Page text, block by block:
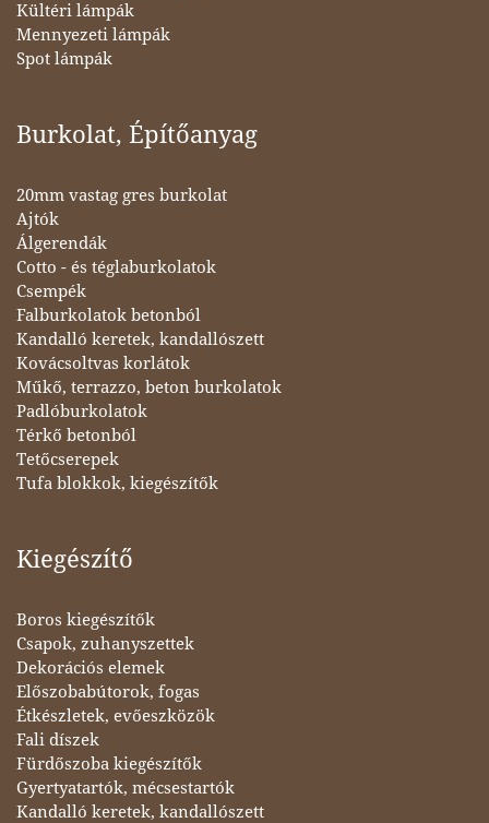
Kültéri lámpák
Mennyezeti lámpák
Spot lámpák
Burkolat, Építőanyag
20mm vastag gres burkolat
Ajtók
Álgerendák
Cotto - és téglaburkolatok
Csempék
Falburkolatok betonból
Kandalló keretek, kandallószett
Kovácsoltvas korlátok
Műkő, terrazzo, beton burkolatok
Padlóburkolatok
Térkő betonból
Tetőcserepek
Tufa blokkok, kiegészítők
Kiegészítő
Boros kiegészítők
Csapok, zuhanyszettek
Dekorációs elemek
Előszobabútorok, fogas
Étkészletek, evőeszközök
Fali díszek
Fürdőszoba kiegészítők
Gyertyatartók, mécsestartók
Kandalló keretek, kandallószett